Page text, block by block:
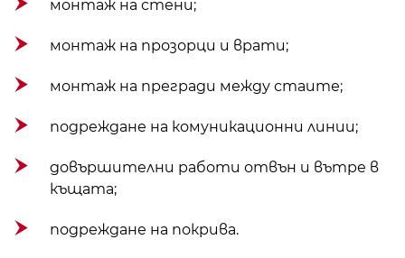
монтаж на стени;
монтаж на прозорци и врати;
монтаж на прегради между стаите;
подреждане на комуникационни линии;
довършителни работи отвън и вътре в
къщата;
подреждане на покрива.